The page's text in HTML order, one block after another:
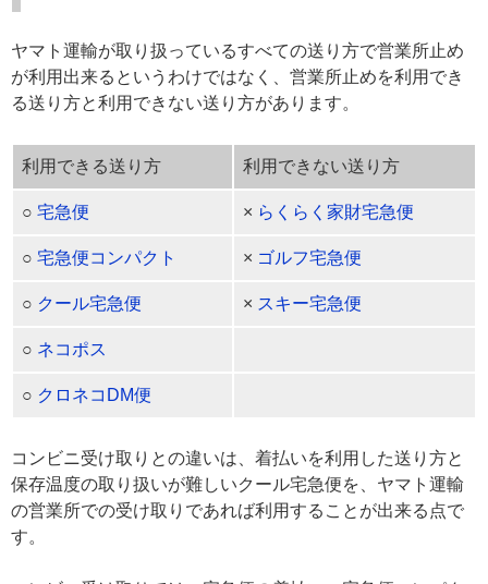
ヤマト運輸が取り扱っているすべての送り方で営業所止め
が利用出来るというわけではなく、営業所止めを利用でき
る送り方と利用できない送り方があります。
利用できる送り方 利用できない送り方
○ 宅急便 × らくらく家財宅急便
○ 宅急便コンパクト × ゴルフ宅急便
○ クール宅急便 × スキー宅急便
○ ネコポス
○ クロネコDM便
コンビニ受け取りとの違いは、着払いを利用した送り方と
保存温度の取り扱いが難しいクール宅急便を、ヤマト運輸
の営業所での受け取りであれば利用することが出来る点で
す。